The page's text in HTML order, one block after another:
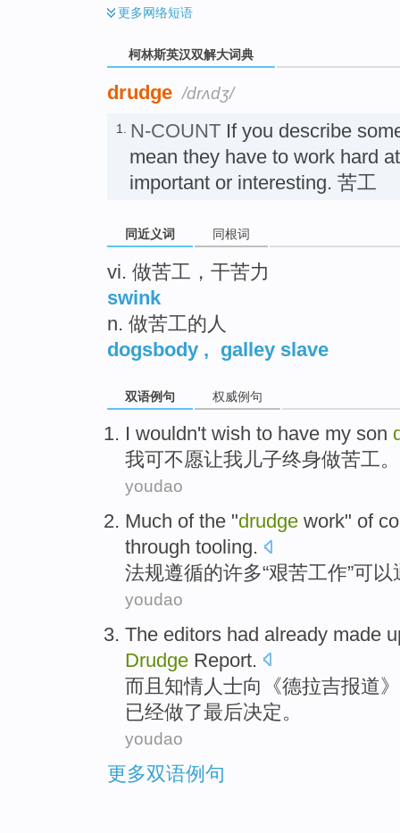
更多网络短语
柯林斯英汉双解大词典
drudge /drʌdʒ/
1. N-COUNT If you describe
mean they have to work hard
important or interesting. 苦工
同近义词 同根词
vi. 做苦工，干苦力
swink
n. 做苦工的人
dogsbody , galley slave
双语例句 权威例句
I wouldn't wish to have my son
我可不愿让我 儿子终身做苦工。
youdao
Much ofthe "drudge work" of
through tooling.
法规遵循的许多“艰苦工作”可以
youdao
The editors had already made
Drudge Report.
而且知情 人士向 《德拉吉报道
已经做了最后决定。
youdao
更多双语例句